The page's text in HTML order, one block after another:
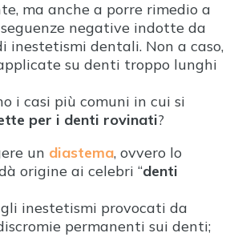
ma anche a porre rimedio a
negative indotte da
inestetismi dentali. Non a caso,
su denti troppo lunghi
i casi più comuni in cui si
per i denti rovinati?
un diastema, ovvero lo
origine ai celebri “denti
inestetismi provocati da
permanenti sui denti;